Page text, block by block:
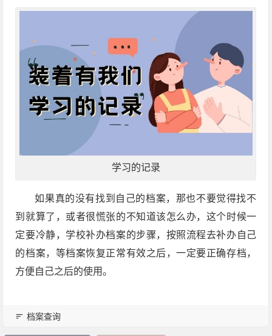
学习的记录
如果真的没有找到自己的档案，那也不要觉得找不
到就算了，或者很慌张的不知道该怎么办，这个时候一
定要冷静，学校补办档案的步骤，按照流程去补办自己
的档案，等档案恢复正常有效之后，一定要正确存档，
方便自己之后的使用。
档案查询